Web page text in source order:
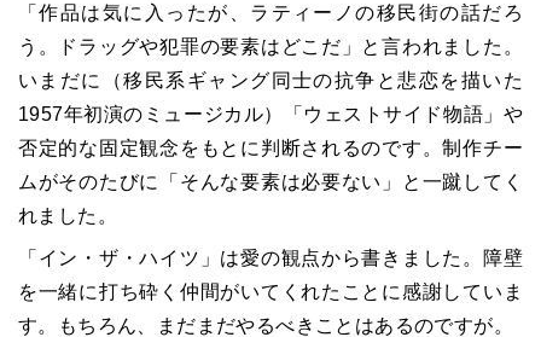
「作品は気に入ったが、ラティーノの移民街の話だろ
う。ドラッグや犯罪の要素はどこだ」と言われました。
いまだに（移民系ギャング同士の抗争と悲恋を描いた
1957年初演のミュージカル）「ウェストサイド物語」や
否定的な固定観念をもとに判断されるのです。制作チー
ムがそのたびに「そんな要素は必要ない」と一蹴してく
れました。
「イン・ザ・ハイツ」は愛の観点から書きました。障壁
を一緒に打ち砕く仲間がいてくれたことに感謝していま
す。もちろん、まだまだやるべきことはあるのですが。